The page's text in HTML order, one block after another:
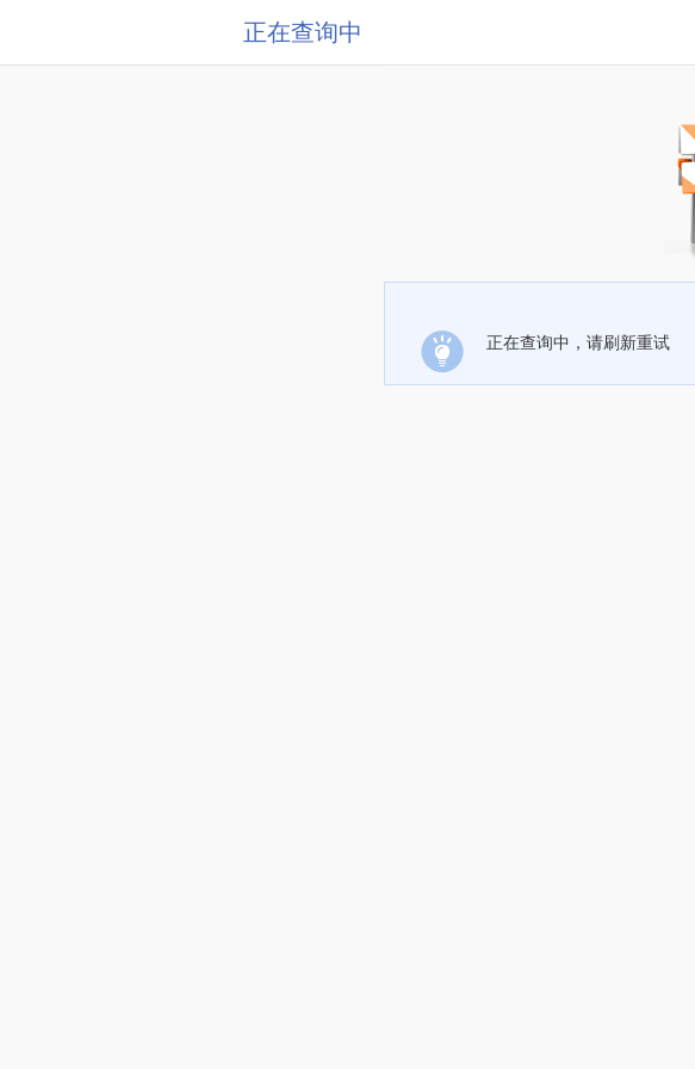
正在查询中
正在查询中，请刷新重试